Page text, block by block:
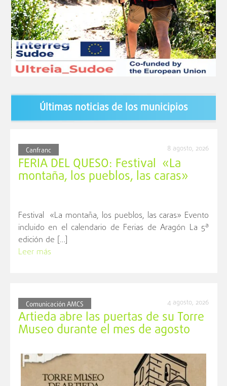
Últimas noticias de los municipios
Canfranc 8 agosto, 2026
FERIA DEL QUESO: Festival «La
montaña, los pueblos, las caras»
Festival «La montaña, los pueblos, las caras» Evento
incluido en el calendario de Ferias de Aragón La 5ª
edición de […]
Leer más
Comunicación AMCS 4 agosto, 2026
Artieda abre las puertas de su Torre
Museo durante el mes de agosto